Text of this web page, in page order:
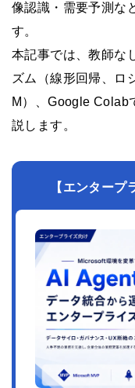
像認識・需要予測な
す。
本記事では、教師な
ズム（線形回帰、ロ
M）、Google Colab
説します。
【エンター